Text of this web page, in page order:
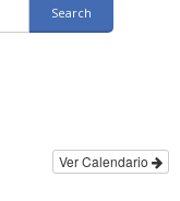
Ver Calendario